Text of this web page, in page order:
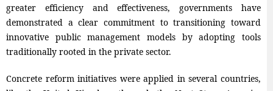
greater efficiency and effectiveness, governments have
demonstrated a clear commitment to transitioning toward
innovative public management models by adopting tools
traditionally rooted in the private sector.
Concrete reform initiatives were applied in several countries,